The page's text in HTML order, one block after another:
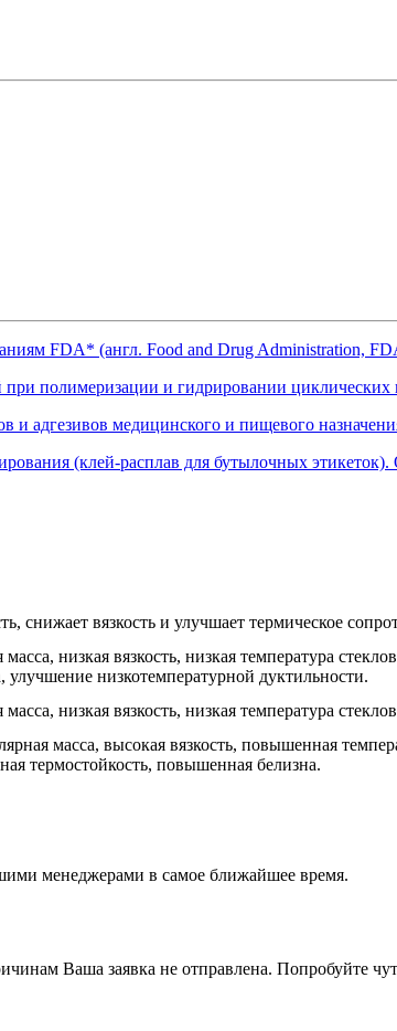
FDA* (англ. Food and Drug Administration,
полимеризации и гидрировании циклических
адгезивов медицинского и пищевого
(клей-расплав для бутылочных
снижает вязкость и улучшает термическое
низкая вязкость, низкая температура
низкотемпературной дуктильности.
низкая вязкость, низкая температура
масса, высокая вязкость, повышенная
термостойкость, повышенная белизна.
менеджерами в самое ближайшее время.
Ваша заявка не отправлена. Попробуйте